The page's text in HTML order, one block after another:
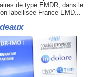
de type EMDR, dans le
labellisée France EMD...